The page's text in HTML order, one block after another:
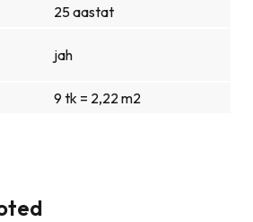
25 aastat
jah
9 tk = 2,22 m2